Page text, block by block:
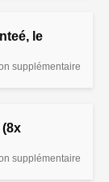
le
supplémentaire
supplémentaire